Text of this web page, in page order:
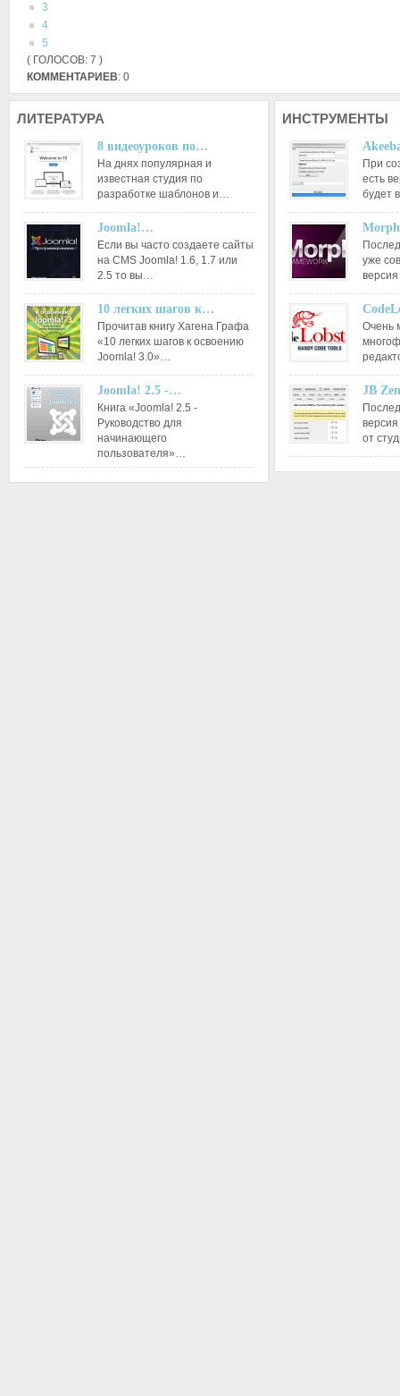
3
4
5
( ГОЛОСОВ: 7 )
КОММЕНТАРИЕВ: 0
ЛИТЕРАТУРА
8 видеоуроков по…
На днях популярная и
известная студия по
разработке шаблонов и…
Joomla!…
Если вы часто создаете сайты
на CMS Joomla! 1.6, 1.7 или
2.5 то вы…
10 легких шагов к…
Прочитав книгу Хагена Графа
«10 легких шагов к освоению
Joomla! 3.0»…
Joomla! 2.5 -…
Книга «Joomla! 2.5 -
Руководство для
начинающего
пользователя»…
ИНСТРУМЕНТЫ
При
есть
будет
уже
Очень
JB
от